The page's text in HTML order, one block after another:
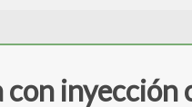
inyección